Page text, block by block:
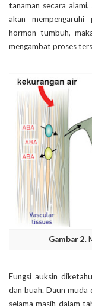
tanaman secara
akan mempengaruhi
hormon tumbuh,
mengambat proses
Gambar 2.
Fungsi auksin
dan buah. Daun muda
selama masih dalam